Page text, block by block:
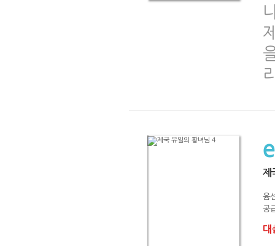
제
윰
공
대